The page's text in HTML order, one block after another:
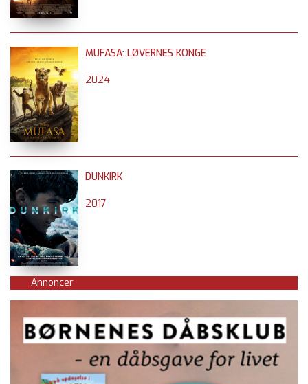
MUFASA: LØVERNES KONGE
2024
DUNKIRK
2017
Annoncer